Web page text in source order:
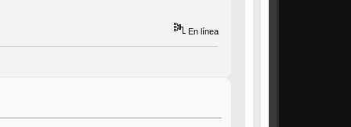
En línea